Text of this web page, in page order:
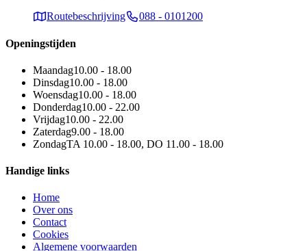
Routebeschrijving
088 - 0101200
Openingstijden
Maandag10.00 - 18.00
Dinsdag10.00 - 18.00
Woensdag10.00 - 18.00
Donderdag10.00 - 22.00
Vrijdag10.00 - 22.00
Zaterdag9.00 - 18.00
ZondagTA 10.00 - 18.00, DO 11.00 - 18.00
Handige links
Home
Over ons
Contact
Cookies
Algemene voorwaarden